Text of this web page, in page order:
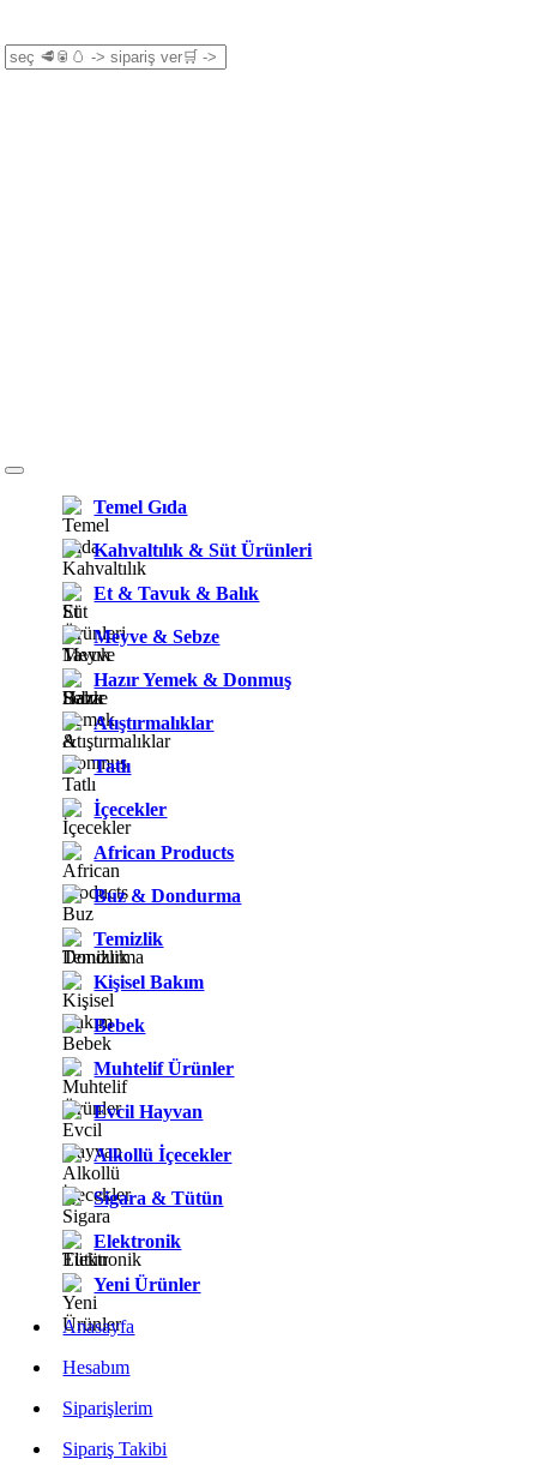
Temel Gıda
Kahvaltılık & Süt Ürünleri
Et & Tavuk & Balık
Meyve & Sebze
Hazır Yemek & Donmuş
Atıştırmalıklar
Tatlı
İçecekler
African Products
Buz & Dondurma
Temizlik
Kişisel Bakım
Bebek
Muhtelif Ürünler
Evcil Hayvan
Alkollü İçecekler
Sigara & Tütün
Elektronik
Yeni Ürünler
Anasayfa
Hesabım
Siparişlerim
Sipariş Takibi